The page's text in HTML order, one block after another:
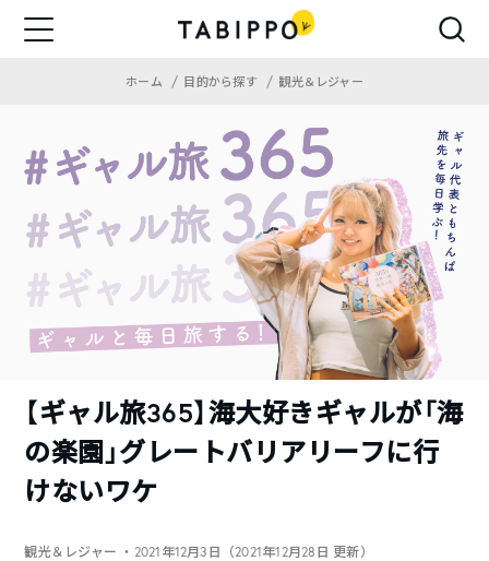
ホーム 目的から探す 観光＆レジャー
【ギャル旅365】海大好きギャルが「海
の楽園」グレートバリアリーフに行
けないワケ
観光＆レジャー ・2021年12月3日（2021年12月28日 更新）